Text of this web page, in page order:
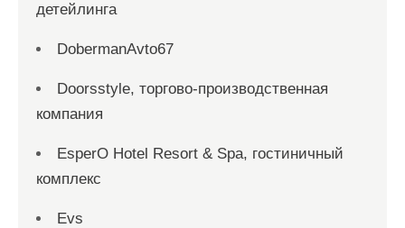
детейлинга
DobermanAvto67
Doorsstyle, торгово-производственная
компания
EsperO Hotel Resort & Spa, гостиничный
комплекс
Evs